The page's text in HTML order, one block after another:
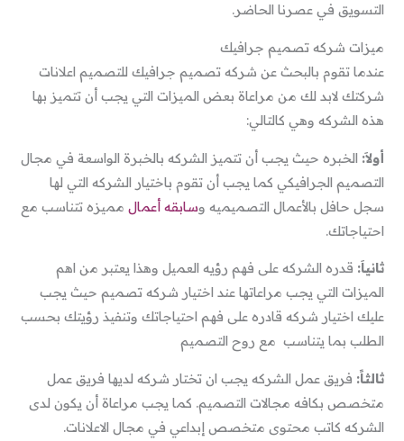
التسويق في عصرنا الحاضر.
ميزات شركه تصميم جرافيك
عندما تقوم بالبحث عن شركه تصميم جرافيك للتصميم اعلانات
شركتك لابد لك من مراعاة بعض الميزات التي يجب أن تتميز بها
هذه الشركه وهي كالتالي:
أولاَ: الخبره حيث يجب أن تتميز الشركه بالخبرة الواسعة في مجال
التصميم الجرافيكي كما يجب أن تقوم باختيار الشركه التي لها
سجل حافل بالأعمال التصميميه وسابقه أعمال مميزه تتناسب مع
احتياجاتك.
ثانياَ: قدره الشركه على فهم رؤيه العميل وهذا يعتبر من اهم
الميزات التي يجب مراعاتها عند اختيار شركه تصميم حيث يجب
عليك اختيار شركه قادره على فهم احتياجاتك وتنفيذ رؤيتك بحسب
الطلب بما يتناسب مع روح التصميم
ثالثاً: فريق عمل الشركه يجب ان تختار شركه لديها فريق عمل
متخصص بكافه مجالات التصميم. كما يجب مراعاة أن يكون لدى
الشركه كاتب محتوى متخصص إبداعي في مجال الاعلانات.